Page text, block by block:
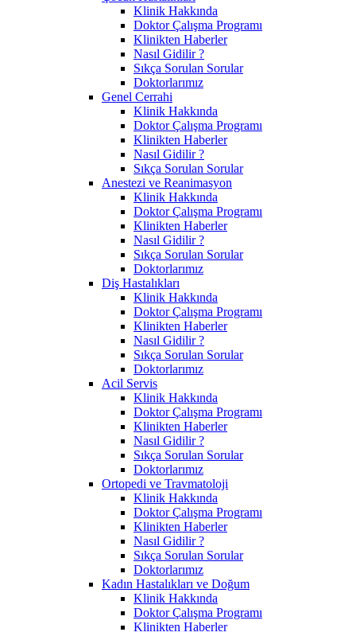
Klinik Hakkında
Doktor Çalışma Programı
Klinikten Haberler
Nasıl Gidilir ?
Sıkça Sorulan Sorular
Doktorlarımız
Genel Cerrahi
Klinik Hakkında
Doktor Çalışma Programı
Klinikten Haberler
Nasıl Gidilir ?
Sıkça Sorulan Sorular
Anestezi ve Reanimasyon
Klinik Hakkında
Doktor Çalışma Programı
Klinikten Haberler
Nasıl Gidilir ?
Sıkça Sorulan Sorular
Doktorlarımız
Diş Hastalıkları
Klinik Hakkında
Doktor Çalışma Programı
Klinikten Haberler
Nasıl Gidilir ?
Sıkça Sorulan Sorular
Doktorlarımız
Acil Servis
Klinik Hakkında
Doktor Çalışma Programı
Klinikten Haberler
Nasıl Gidilir ?
Sıkça Sorulan Sorular
Doktorlarımız
Ortopedi ve Travmatoloji
Klinik Hakkında
Doktor Çalışma Programı
Klinikten Haberler
Nasıl Gidilir ?
Sıkça Sorulan Sorular
Doktorlarımız
Kadın Hastalıkları ve Doğum
Klinik Hakkında
Doktor Çalışma Programı
Klinikten Haberler